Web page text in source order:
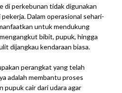
di perkebunan tidak digunakan
Dalam operasional sehari-
untuk mendukung
bibit, pupuk, hingga
dijangkau kendaraan biasa.
perangkat yang telah
adalah membantu proses
pupuk cair dari udara agar